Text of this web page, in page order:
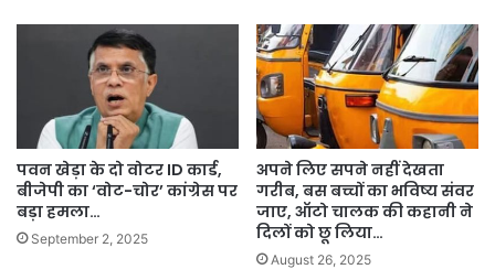
पवन खेड़ा के दो वोटर ID कार्ड,
बीजेपी का ‘वोट-चोर’ कांग्रेस पर
बड़ा हमला…
September 2, 2025
अपने लिए सपने नहीं देखता
गरीब, बस बच्चों का भविष्य संवर
जाए, ऑटो चालक की कहानी ने
दिलों को छू लिया…
August 26, 2025